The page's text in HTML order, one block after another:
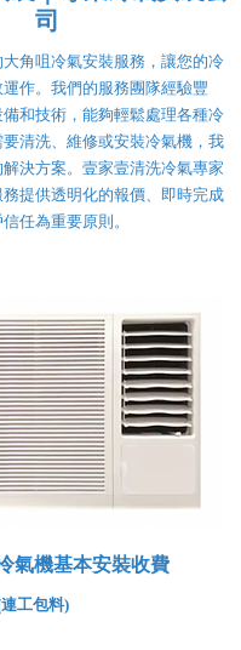
司
角咀冷氣安裝服務，讓您的冷
作。我們的服務團隊經驗豐
和技術，能夠輕鬆處理各種冷
清洗、維修或安裝冷氣機，我
決方案。壹家壹清洗冷氣專家
提供透明化的報價、即時完成
任為重要原則。
氣機基本安裝收費
工包料)